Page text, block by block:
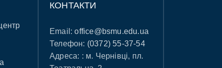
КОНТАКТИ
Email:office@bsmu.edu.ua
Телефон: (0372) 55-37-54
Адреса: : м. Чернівці, пл.